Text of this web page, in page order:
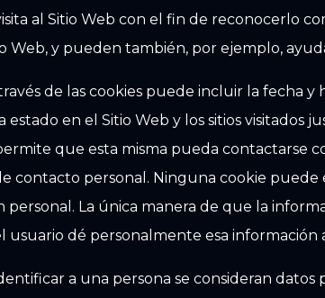
al Sitio Web con el fin de reconocerlo
Web, y pueden también, por ejemplo,
de las cookies puede incluir la fecha y
estado en el Sitio Web y los sitios visitados
que esta misma pueda contactarse
contacto personal. Ninguna cookie puede
personal. La única manera de que la
usuario dé personalmente esa información
a una persona se consideran datos